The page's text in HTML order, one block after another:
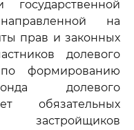
на
прав и законных
долевого
по формированию
долевого
обязательных
застройщиков